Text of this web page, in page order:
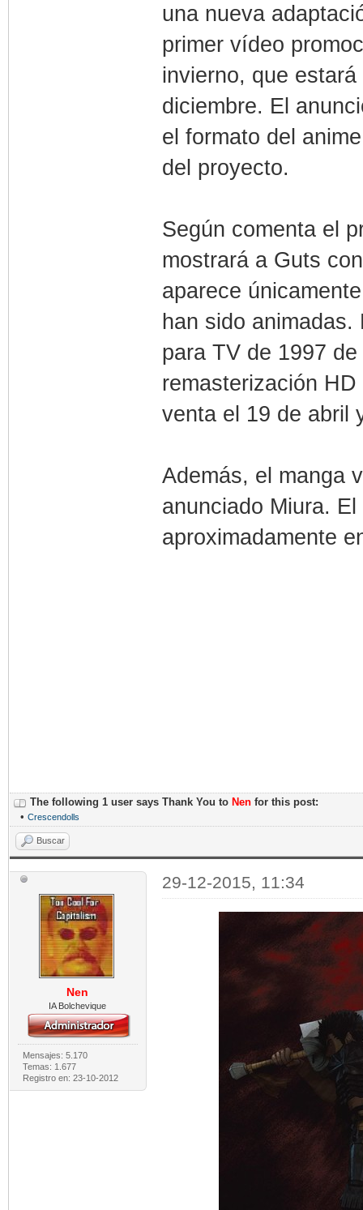
una nueva
primer vídeo
invierno, que
diciembre. El
el formato del
del proyecto.
Según comenta el
mostrará a Guts
aparece
han sido
para TV de 1997
remasterización
venta el 19 de abril
Además, el manga
anunciado Miura.
aproximadamente
The following 1 user says Thank You to Nen for this post:
• Crescendolls
Buscar
Nen
IA Bolchevique
Mensajes: 5.170
Temas: 1.677
Registro en: 23-10-2012
29-12-2015, 11:34